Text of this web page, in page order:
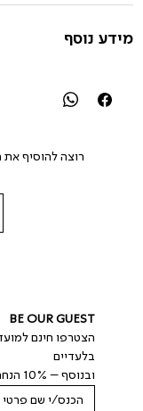
מידע נוסף
רוצה להוסיף
BE OUR GUEST
בלעדיים
ובנוסף – 10% הנחה על הקנייה הקרובה